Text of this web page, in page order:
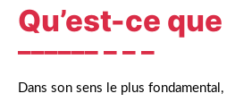
Qu’est-ce
Dans son sens le plus